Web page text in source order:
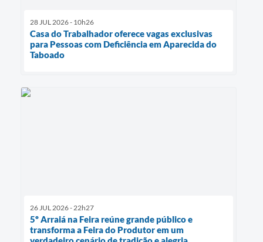
28 JUL 2026 - 10h26
Casa do Trabalhador oferece vagas exclusivas
para Pessoas com Deficiência em Aparecida do
Taboado
26 JUL 2026 - 22h27
5º Arraiá na Feira reúne grande público e
transforma a Feira do Produtor em um